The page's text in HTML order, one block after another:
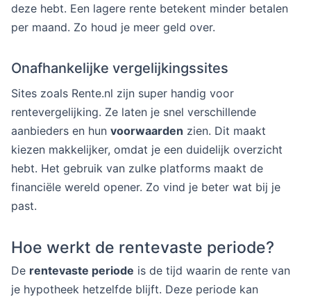
deze hebt. Een lagere rente betekent minder betalen
per maand. Zo houd je meer geld over.
Onafhankelijke vergelijkingssites
Sites zoals Rente.nl zijn super handig voor
rentevergelijking. Ze laten je snel verschillende
aanbieders en hun voorwaarden zien. Dit maakt
kiezen makkelijker, omdat je een duidelijk overzicht
hebt. Het gebruik van zulke platforms maakt de
financiële wereld opener. Zo vind je beter wat bij je
past.
Hoe werkt de rentevaste periode?
De rentevaste periode is de tijd waarin de rente van
je hypotheek hetzelfde blijft. Deze periode kan